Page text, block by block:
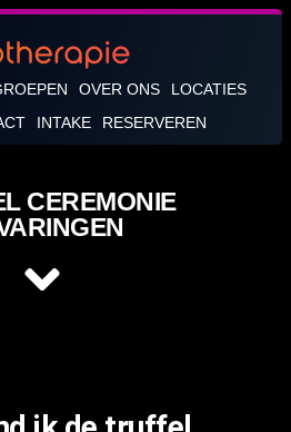
OVER ONS
LOCATIES
INTAKE RESERVEREN
CEREMONIE